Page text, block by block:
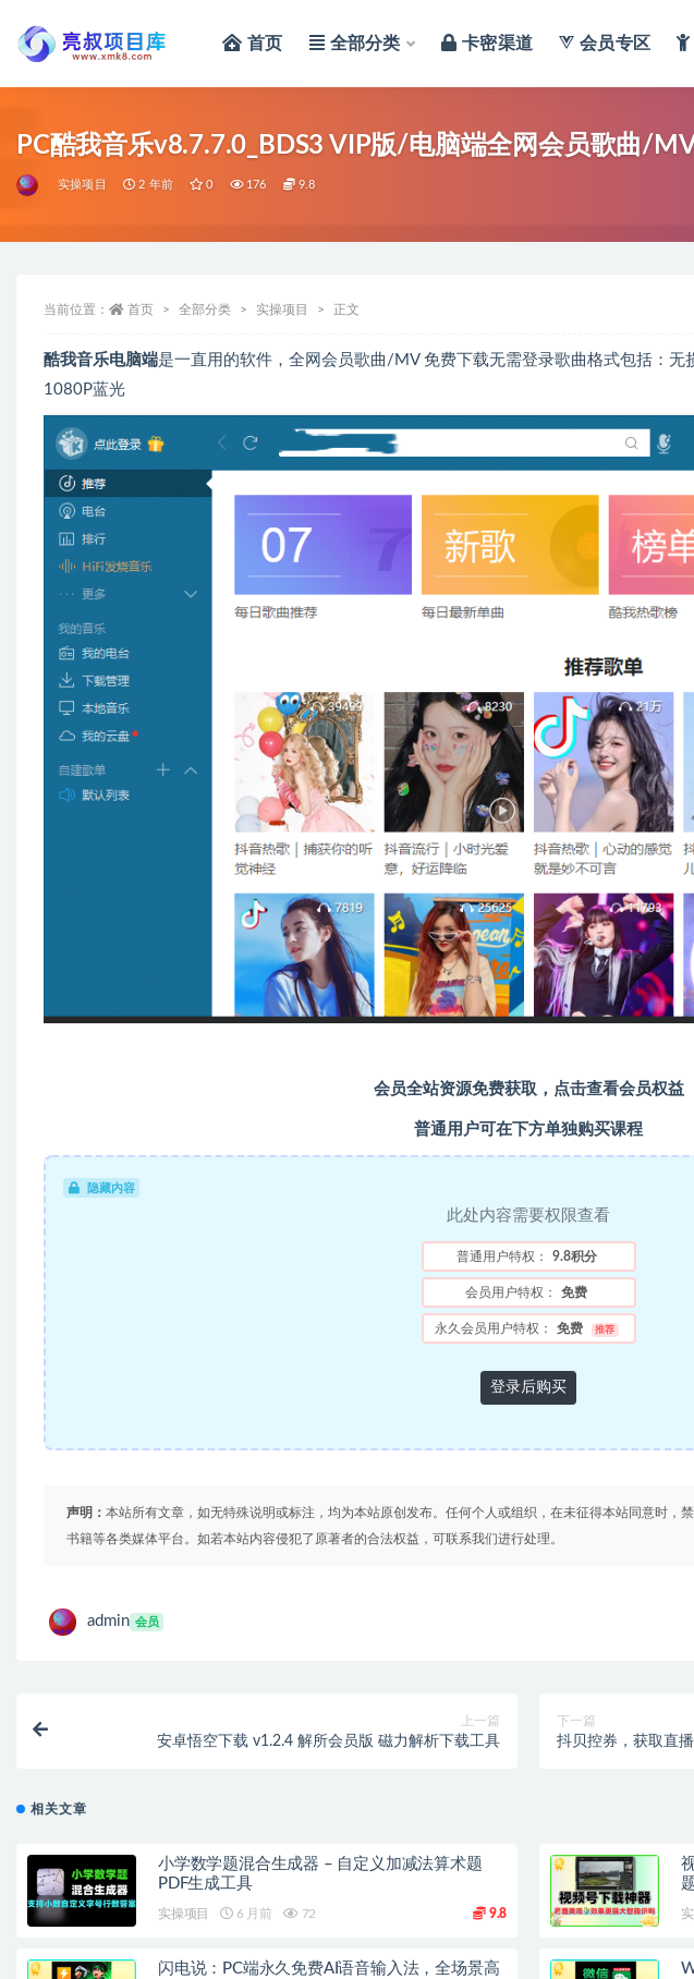
首页 全部分类 卡密渠道 会员专区
PC酷我音乐v8.7.7.0_BDS3 VIP版/电脑端全网会员歌曲/
实操项目 2 年前 0 176 9.8
当前位置： 首页 全部分类 实操项目 正文
酷我音乐电脑端是一直用的软件，全网会员歌曲/MV 免费下载无需登录歌曲格式包括：
1080P蓝光
会员全站资源免费获取，点击查看会员权益
普通用户可在下方单独购买课程
隐藏内容
此处内容需要权限查看
普通用户特权： 9.8积分
会员用户特权： 免费
永久会员用户特权： 免费 推荐
登录后购买
声明： 本站所有文章，如无特殊说明或标注，均为本站原创发布。任何个人或组织，在未征得本站同意时，
书籍等各类媒体平台。如若本站内容侵犯了原著者的合法权益，可联系我们进行处理。
admin 会员
上一篇
安卓悟空下载 v1.2.4 解所会员版 磁力解析下载工具
下一篇
抖贝控券，获取直
相关文章
小学数学题混合生成器 – 自定义加减法算术题
PDF生成工具
实操项目 6 月前 72 9.8
闪电说：PC端永久免费AI语音输入法，全场景高